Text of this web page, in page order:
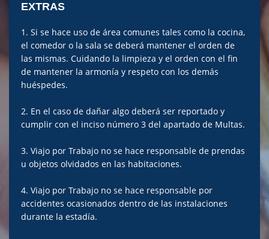
EXTRAS
1. Si se hace uso de área comunes tales como la cocina,
el comedor o la sala se deberá mantener el orden de
las mismas. Cuidando la limpieza y el orden con el fin
de mantener la armonía y respeto con los demás
huéspedes.
2. En el caso de dañar algo deberá ser reportado y
cumplir con el inciso número 3 del apartado de Multas.
3. Viajo por Trabajo no se hace responsable de prendas
u objetos olvidados en las habitaciones.
4. Viajo por Trabajo no se hace responsable por
accidentes ocasionados dentro de las instalaciones
durante la estadía.